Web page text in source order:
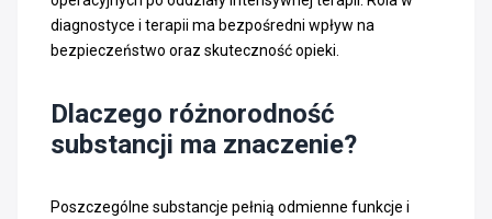
diagnostyce i terapii ma bezpośredni wpływ na
bezpieczeństwo oraz skuteczność opieki.
Dlaczego różnorodność
substancji ma znaczenie?
Poszczególne substancje pełnią odmienne funkcje i